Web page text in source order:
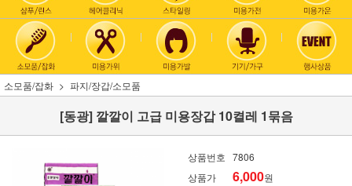
소모품/잡화 파지/장갑/소모품
[동광] 깔깔이 고급 미용장갑 10켤레 1묶음
상품번호 7806
상품가
6,000원